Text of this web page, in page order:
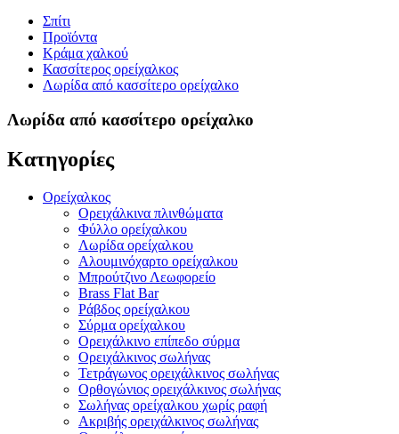
Σπίτι
Προϊόντα
Κράμα χαλκού
Κασσίτερος ορείχαλκος
Λωρίδα από κασσίτερο ορείχαλκο
Λωρίδα από κασσίτερο ορείχαλκο
Κατηγορίες
Ορείχαλκος
Ορειχάλκινα πλινθώματα
Φύλλο ορείχαλκου
Λωρίδα ορείχαλκου
Αλουμινόχαρτο ορείχαλκου
Μπρούτζινο Λεωφορείο
Brass Flat Bar
Ράβδος ορείχαλκου
Σύρμα ορείχαλκου
Ορειχάλκινο επίπεδο σύρμα
Ορειχάλκινος σωλήνας
Τετράγωνος ορειχάλκινος σωλήνας
Ορθογώνιος ορειχάλκινος σωλήνας
Σωλήνας ορείχαλκου χωρίς ραφή
Ακριβής ορειχάλκινος σωλήνας